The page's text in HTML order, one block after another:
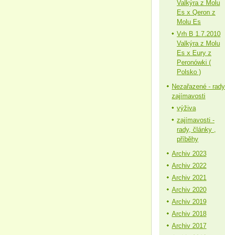
Valkýra z Molu
Es x Qeron z
Molu Es
Vrh B 1.7.2010
Valkýra z Molu
Es x Eury z
Peronówki (
Polsko )
Nezařazené -
zajímavosti
výživa
zajímavosti -
rady, články ,
příběhy
Archiv 2023
Archiv 2022
Archiv 2021
Archiv 2020
Archiv 2019
Archiv 2018
Archiv 2017